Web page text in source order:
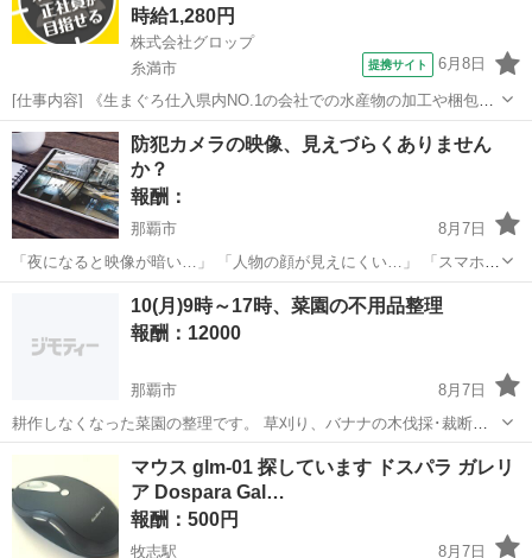
時給1,280円
株式会社グロップ
糸満市
提携サイト 6月8日
[仕事内容] 《生まぐろ仕入県内NO.1の会社での水産物の加工や梱包》
生まぐろ仕入県内NO.1の会社として、 沖縄県産まぐろを中心に水産物
を県内外に出荷しています。 業界未経験ではじめての人でも大丈夫で
す！ 「新しい業界に...
沖縄 糸満市 工場
防犯カメラの映像、見えづらくありません
か？
報酬：
那覇市
8月7日
「夜になると映像が暗い…」 「人物の顔が見えにくい…」 「スマホで
確認できるようにしたい…」 そんな防犯カメラのお悩みはありません
ります。 ご自宅...
手伝いたい/助けたい 悩み
10(月)9時～17時、菜園の不用品整理
報酬：12000
那覇市
8月7日
耕作しなくなった菜園の整理です。 草刈り、バナナの木伐採･裁断。
単管パイプや角材で作成された棚の解体など色々な作業があります。
12時～13時の休憩含め、随時休憩して暑さ対策しながら作業していき
ましょう、
手伝って/助けて 単管パイプ
マウス glm-01 探しています ドスパラ ガレリ
ア Dospara Gal…
報酬：500円
牧志駅 8月7日